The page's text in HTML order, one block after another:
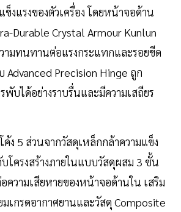
งแรงของตัวเครื่อง โดยหน้าจอด้าน
Durable Crystal Armour Kunlun
ามทนทานต่อแรงกระแทกและรอยขีด
Precision Hinge ถูก
บได้อย่างราบรื่นและมีความเสถียร
ค้ง 5 ส่วนจากวัสดุเหล็กกล้าความแข็ง
บโครงสร้างภายในแบบวัสดุผสม 3 ชั้น
ความเสียหายของหน้าจอด้านใน เสริม
เกรดอากาศยานและวัสดุ Composite